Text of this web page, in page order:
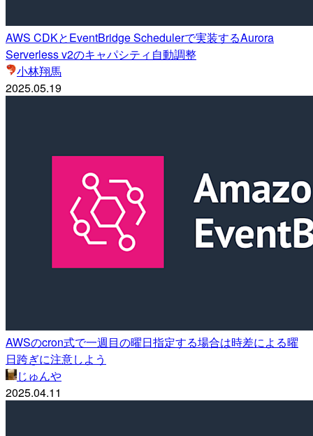
AWS CDKとEventBridge Schedulerで実装するAurora
Serverless v2のキャパシティ自動調整
小林翔馬
2025.05.19
AWSのcron式で一週目の曜日指定する場合は時差による曜
日跨ぎに注意しよう
じゅんや
2025.04.11